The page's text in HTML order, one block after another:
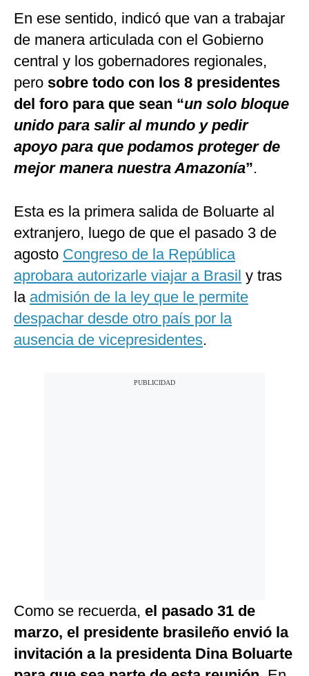
En ese sentido, indicó que van a trabajar
de manera articulada con el Gobierno
central y los gobernadores regionales,
pero sobre todo con los 8 presidentes
del foro para que sean “un solo bloque
unido para salir al mundo y pedir
apoyo para que podamos proteger de
mejor manera nuestra Amazonía”.
Esta es la primera salida de Boluarte al
extranjero, luego de que el pasado 3 de
agosto Congreso de la República
aprobara autorizarle viajar a Brasil y tras
la admisión de la ley que le permite
despachar desde otro país por la
ausencia de vicepresidentes.
Como se recuerda, el pasado 31 de
marzo, el presidente brasileño envió la
invitación a la presidenta Dina Boluarte